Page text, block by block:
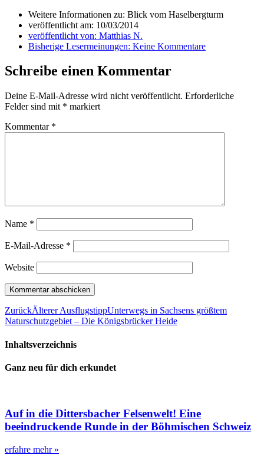
Weitere Informationen zu: Blick vom Haselbergturm
veröffentlicht am: 10/03/2014
veröffentlicht von: Matthias N.
Bisherige Lesermeinungen: Keine Kommentare
Schreibe einen Kommentar
Deine E-Mail-Adresse wird nicht veröffentlicht. Erforderliche
Felder sind mit * markiert
Kommentar *
Name *
E-Mail-Adresse *
Website
ZurückÄlterer AusflugstippUnterwegs in Sachsens größtem
Naturschutzgebiet – Die Königsbrücker Heide
Inhaltsverzeichnis
Ganz neu für dich erkundet
Auf in die Dittersbacher Felsenwelt! Eine
beeindruckende Runde in der Böhmischen Schweiz
erfahre mehr »